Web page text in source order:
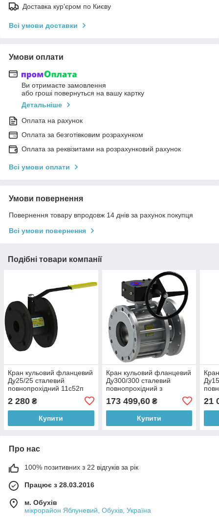
Доставка кур'єром по Києву
Всі умови доставки
Умови оплати
Ви отримаєте замовлення
або гроші повернуться на вашу картку
Детальніше
Оплата на рахунок
Оплата за безготівковим розрахунком
Оплата за реквізитами на розрахунковий рахунок
Всі умови оплати
Умови повернення
Повернення товару впродовж 14 днів за рахунок покупця
Всі умови повернення
Подібні товари компанії
Кран кульовий фланцевий
Ду25/25 сталевий
повнопрохідний 11с52п
2 280 ₴
Купити
Кран кульовий фланцевий
Ду300/300 сталевий
повнопрохідний з
BREEZE
173 499,60₴
Купити
21
Про нас
100% позитивних з 22 відгуків за рік
Працює з 28.03.2016
м. Обухів
мікрорайон Яблуневий, Обухів, Україна